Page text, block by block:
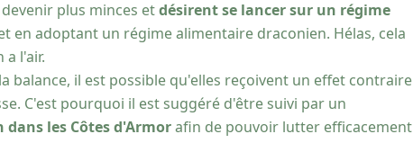
plus minces etdésirent se lancer sur un régime
en adoptant un régime alimentaire draconien. Hélas, cela
a l'air.
balance, il est possible qu'elles reçoivent un effet contraire
C'est pourquoi il est suggéré d'être suivi par un
les Côtes d'Armorafin de pouvoir lutter efficacement